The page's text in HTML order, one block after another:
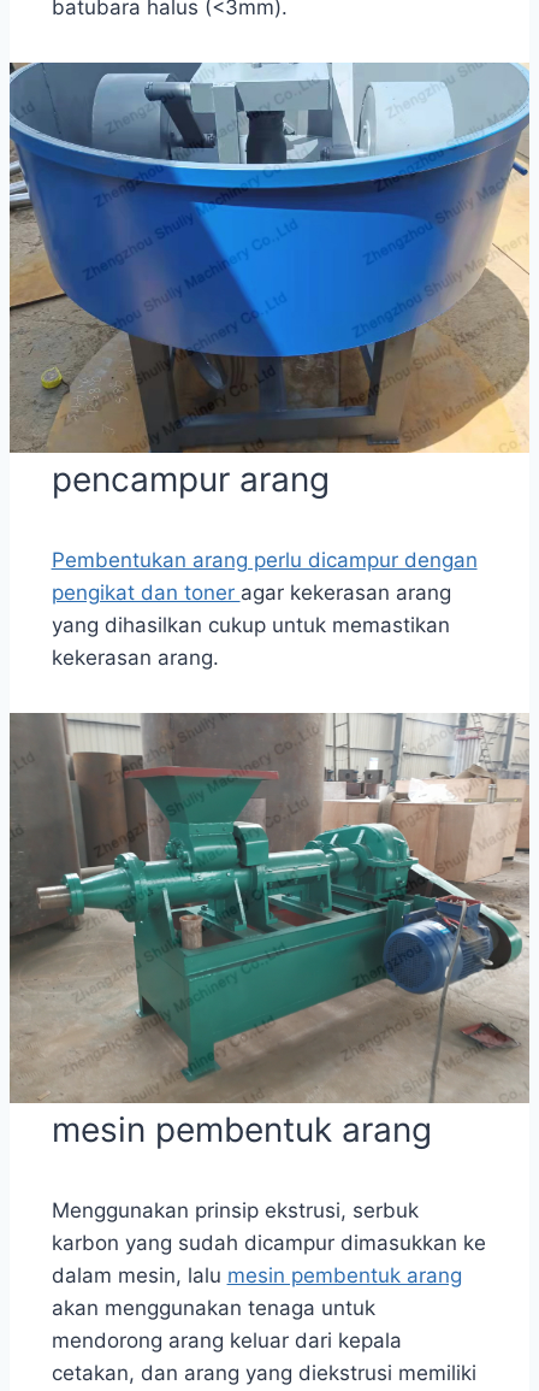
batubara halus (<3mm).
pencampur arang
Pembentukan arang perlu dicampur dengan
pengikat dan toner agar kekerasan arang
yang dihasilkan cukup untuk memastikan
kekerasan arang.
mesin pembentuk arang
Menggunakan prinsip ekstrusi, serbuk
karbon yang sudah dicampur dimasukkan ke
dalam mesin, lalu mesin pembentuk arang
akan menggunakan tenaga untuk
mendorong arang keluar dari kepala
cetakan, dan arang yang diekstrusi memiliki